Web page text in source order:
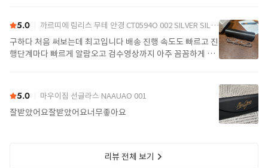
5.0 까르띠에 림리스 무테 안경 CT0594O 002 SILVER SILVER TRANSPARENT
구하다 처음 써보는데 최고입니다 배송 진행 속도도 빠르고 진
행단계마다 빠르게 알람오고 검수영상까지 아주 꼼꼼하게 찍
5.0 마우이짐 선글라스 NAAUAO 001
잘받았어요잘받았어요너무좋아요
리뷰 전체 보기